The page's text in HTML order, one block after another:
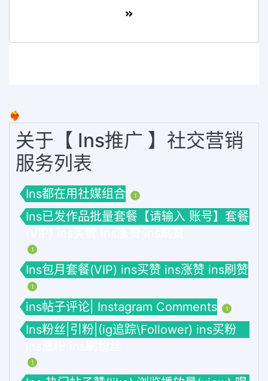
❤️‍🔥
关于【 Ins推广 】社交营销
服务列表
Ins都在用社媒组合 1
Ins已发作品批量套餐【请输入 账号】套餐
1
Ins包月套餐(VIP) ins买赞 ins涨赞 ins刷赞
1
ins帖子评论| Instagram Comments 1
Ins粉丝|引粉|(ig追踪\Follower) ins买粉
1